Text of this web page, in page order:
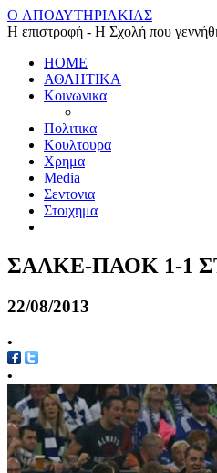
O ΑΠΟΔΥΤΗΡΙΑΚΙΑΣ
Η επιστροφή - Η Σχολή που
HOME
ΑΘΛΗΤΙΚΑ
Κοινωνικα
Πολιτικα
Κουλτουρα
Χρημα
Media
Σεντονια
Στοιχημα
ΣΑΛΚΕ-ΠΑΟΚ 1-1
22/08/2013
•
•